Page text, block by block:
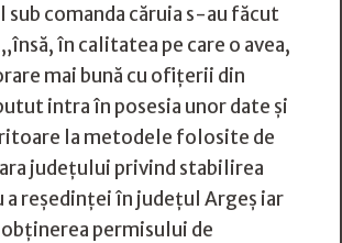
sub comanda căruia s-au făcut
în calitatea pe care o avea,
mai bună cu ofiţerii din
intra în posesia unor date şi
la metodele folosite de
judeţului privind stabilirea
reşedinţei în judeţul Argeş iar
permisului de